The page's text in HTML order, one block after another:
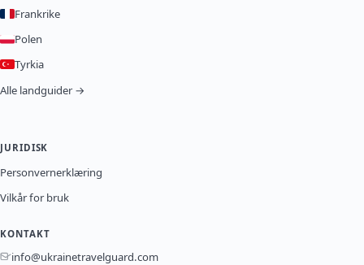
Frankrike
Polen
Tyrkia
Alle landguider →
JURIDISK
Personvernerklæring
Vilkår for bruk
KONTAKT
info@ukrainetravelguard.com